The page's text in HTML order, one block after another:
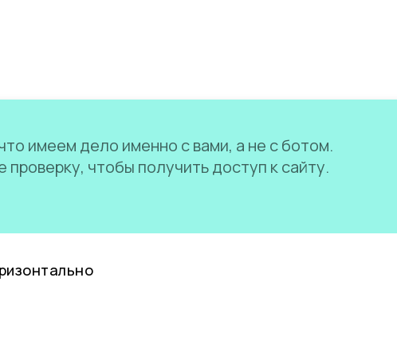
имеем дело именно с вами, а не с ботом.
чтобы получить доступ к сайту.